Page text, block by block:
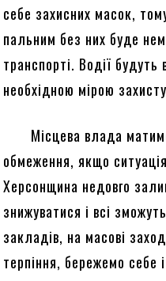
себе захисних масок,
пальним без них буде
транспорті. Водії
необхідною мірою
Місцева влада матиме
обмеження, якщо
Херсонщина недовго
знижуватися і всі
закладів, на масові
терпіння, бережемо себе